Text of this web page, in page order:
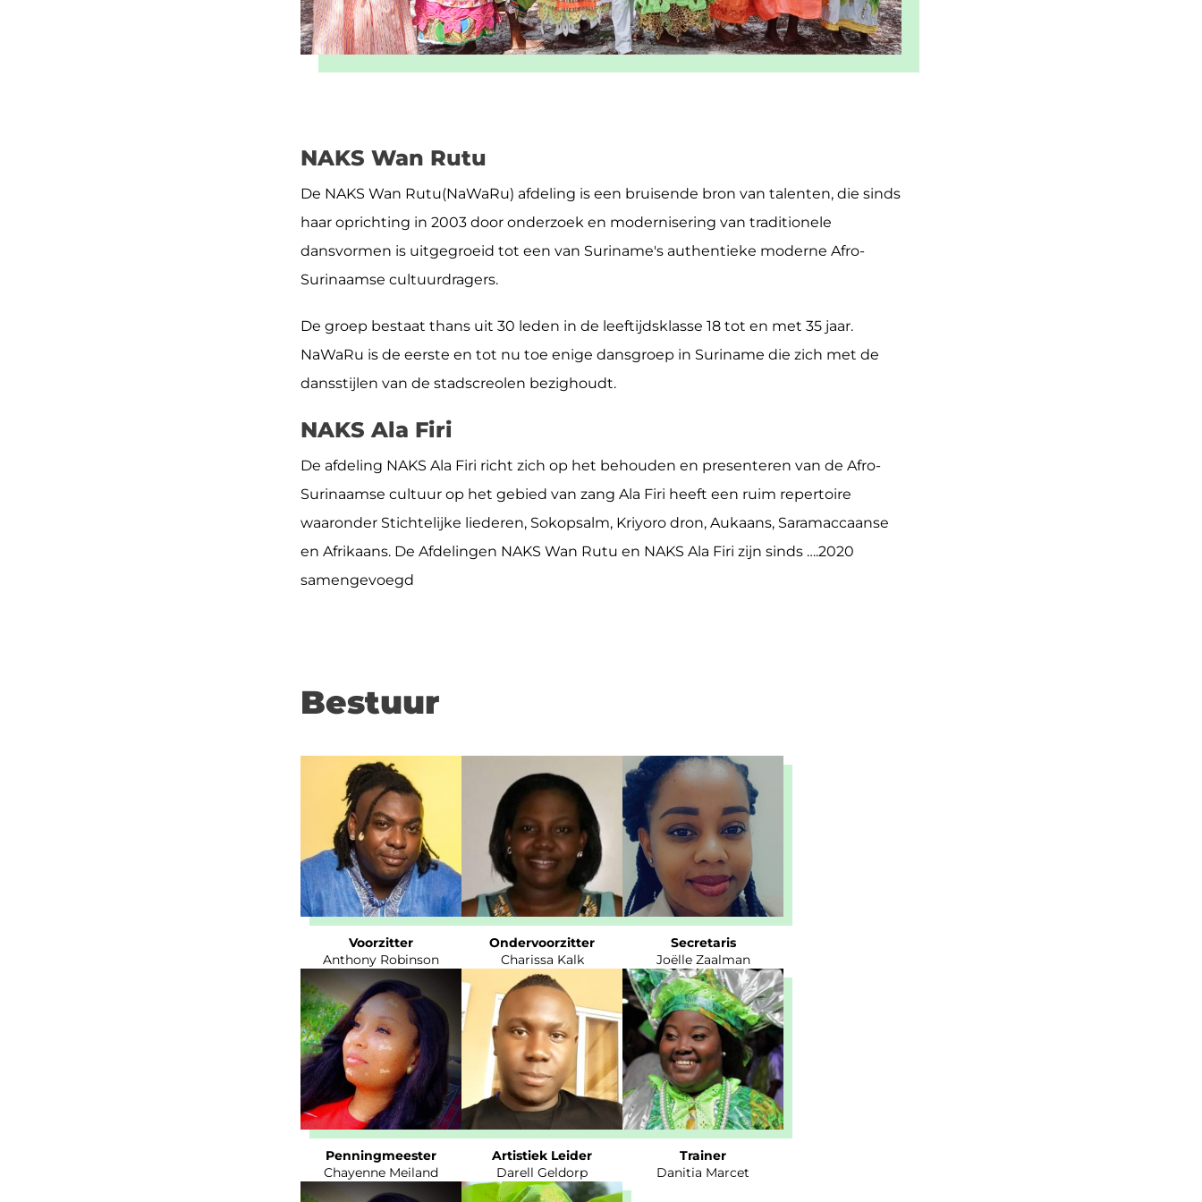
NAKS Wan Rutu
De NAKS Wan Rutu(NaWaRu) afdeling is een bruisende bron van talenten, die sinds
haar oprichting in 2003 door onderzoek en modernisering van traditionele
dansvormen is uitgegroeid tot een van Suriname's authentieke moderne Afro-
Surinaamse cultuurdragers.
De groep bestaat thans uit 30 leden in de leeftijdsklasse 18 tot en met 35 jaar.
NaWaRu is de eerste en tot nu toe enige dansgroep in Suriname die zich met de
dansstijlen van de stadscreolen bezighoudt.
NAKS Ala Firi
De afdeling NAKS Ala Firi richt zich op het behouden en presenteren van de Afro-
Surinaamse cultuur op het gebied van zang Ala Firi heeft een ruim repertoire
waaronder Stichtelijke liederen, Sokopsalm, Kriyoro dron, Aukaans, Saramaccaanse
en Afrikaans. De Afdelingen NAKS Wan Rutu en NAKS Ala Firi zijn sinds ….2020
samengevoegd
Bestuur
Voorzitter
Anthony Robinson
Ondervoorzitter
Charissa Kalk
Secretaris
Joëlle Zaalman
Penningmeester
Chayenne Meiland
Artistiek Leider
Darell Geldorp
Trainer
Danitia Marcet